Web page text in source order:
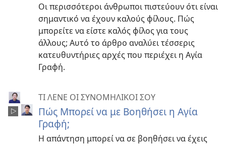
Οι περισσότεροι άνθρωποι πιστεύουν ότι είναι
σημαντικό να έχουν καλούς φίλους. Πώς
μπορείτε να είστε καλός φίλος για τους
άλλους; Αυτό το άρθρο αναλύει τέσσερις
κατευθυντήριες αρχές που περιέχει η Αγία
Γραφή.
ΤΙ ΛΕΝΕ ΟΙ ΣΥΝΟΜΗΛΙΚΟΙ ΣΟΥ
Πώς Μπορεί να με Βοηθήσει η Αγία
Γραφή;
Η απάντηση μπορεί να σε βοηθήσει να έχεις